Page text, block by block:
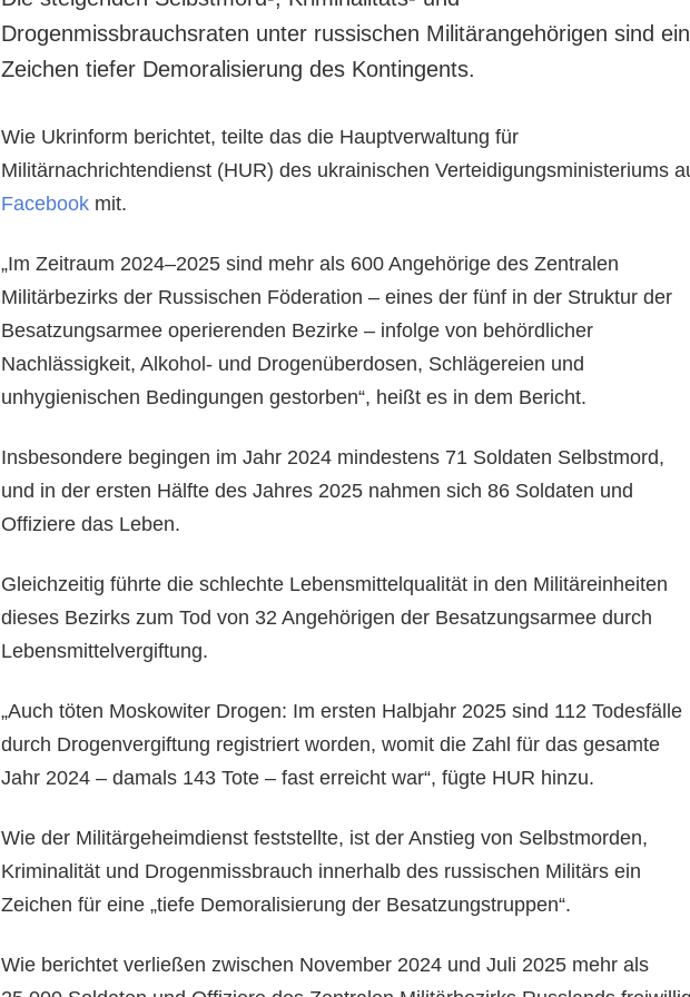
Drogenmissbrauchsraten unter russischen Militärangehörigen sind ein
Zeichen tiefer Demoralisierung des Kontingents.
Wie Ukrinform berichtet, teilte das die Hauptverwaltung für
Militärnachrichtendienst (HUR) des ukrainischen Verteidigungsministeriums
Facebook mit.
„Im Zeitraum 2024–2025 sind mehr als 600 Angehörige des Zentralen
Militärbezirks der Russischen Föderation – eines der fünf in der Struktur der
Besatzungsarmee operierenden Bezirke – infolge von behördlicher
Nachlässigkeit, Alkohol- und Drogenüberdosen, Schlägereien und
unhygienischen Bedingungen gestorben“, heißt es in dem Bericht.
Insbesondere begingen im Jahr 2024 mindestens 71 Soldaten Selbstmord,
und in der ersten Hälfte des Jahres 2025 nahmen sich 86 Soldaten und
Offiziere das Leben.
Gleichzeitig führte die schlechte Lebensmittelqualität in den Militäreinheiten
dieses Bezirks zum Tod von 32 Angehörigen der Besatzungsarmee durch
Lebensmittelvergiftung.
„Auch töten Moskowiter Drogen: Im ersten Halbjahr 2025 sind 112 Todesfälle
durch Drogenvergiftung registriert worden, womit die Zahl für das gesamte
Jahr 2024 – damals 143 Tote – fast erreicht war“, fügte HUR hinzu.
Wie der Militärgeheimdienst feststellte, ist der Anstieg von Selbstmorden,
Kriminalität und Drogenmissbrauch innerhalb des russischen Militärs ein
Zeichen für eine „tiefe Demoralisierung der Besatzungstruppen“.
Wie berichtet verließen zwischen November 2024 und Juli 2025 mehr als